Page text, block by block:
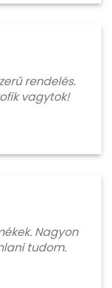
rendelés.
vagytok!
Nagyon
tudom.